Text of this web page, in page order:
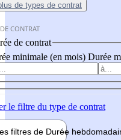
de types de contrat
CONTRAT
de contrat
minimale (en mois) Durée
le filtre du type de contrat
filtres de Durée hebdo